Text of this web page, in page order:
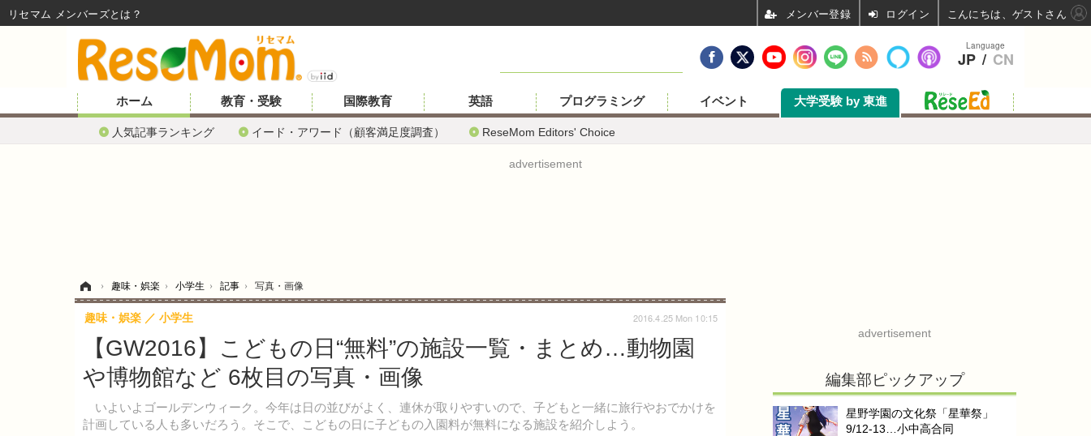
ホーム
人気記事ランキング イード・アワード（顧客満足度調査） ReseMom Editors' Choice
教育・受験 国際教育 英語 プログラミング イベント 大学受験 by 東進
advertisement
› 趣味・娯楽 › 小学生 › 記事 › 写真・画像
【GW2016】こどもの日“無料”の施設一覧・まとめ…動物園
や博物館など 6枚目の写真・画像
いよいよゴールデンウィーク。今年は日の並びがよく、連休が取りやすいので、子どもと一緒に旅行やおでかけを
計画している人も多いだろう。そこで、こどもの日に子どもの入園料が無料になる施設を紹介しよう。
趣味・娯楽 小学生 2016.4.25 Mon 10:15
advertisement
編集部ピックアップ
星野学園の文化祭「星華祭」
9/12-13…小中高合同
Language
JP / CN
リセマム メンバーズ ログイン こんにちは、ゲストさん